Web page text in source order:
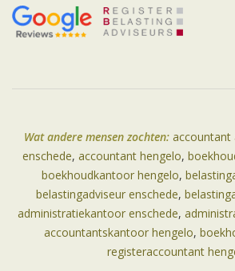
Wat andere mensen zochten: accountant
enschede, accountant hengelo,
boekhoudkantoor hengelo,
belastingadviseur enschede,
administratiekantoor enschede,
accountantskantoor hengelo,
registeraccountant